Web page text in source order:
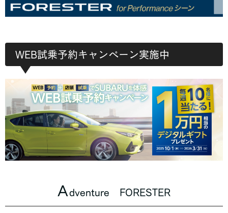
WEB試乗予約キャンペーン実施中
Adventure FORESTER